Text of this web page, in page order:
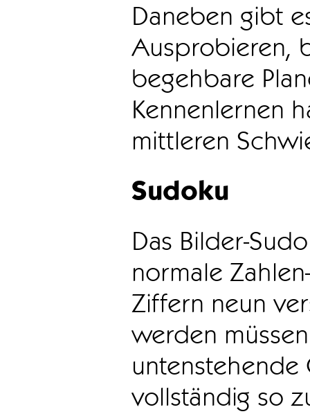
Daneben gibt
Ausprobieren,
begehbare
Kennenlernen
mittleren
Sudoku
Das Bilder-
normale
Ziffern neun
werden
vollständig so